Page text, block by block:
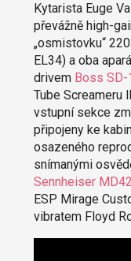
Kytarista Euge
převážně high-
„osmistovku“
EL34) a oba
drivem Boss SD-
Tube Screameru
vstupní sekce
připojeny ke
osazeného
snímanými
Sennheiser
ESP Mirage
vibratem Floyd